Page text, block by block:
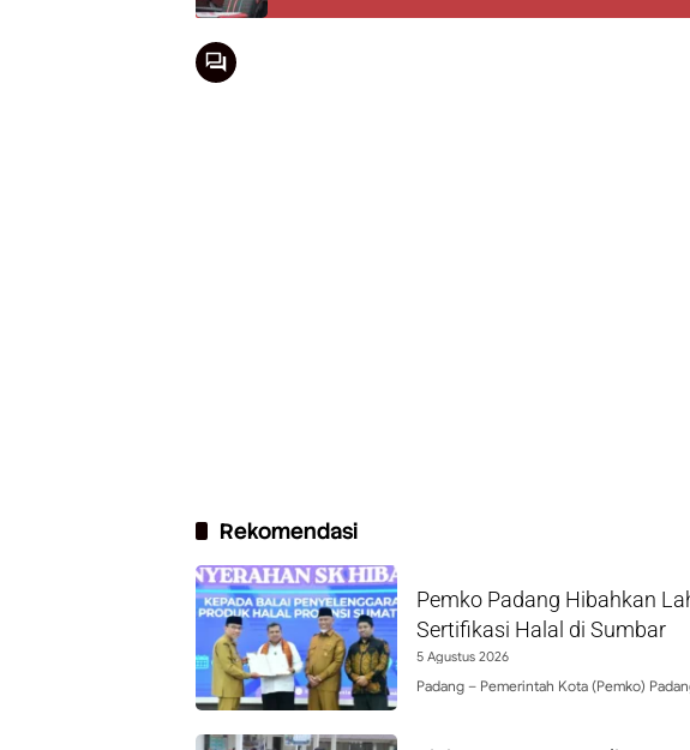
Rekomendasi
Pemko Padang Hibahkan
Sertifikasi Halal di Sumbar
5 Agustus 2026
Padang – Pemerintah Kota (Pemko)